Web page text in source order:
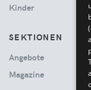
Kinder
SEKTIONEN
Angebote
Magazine